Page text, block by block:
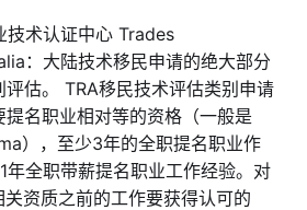
技术认证中心 Trades
：大陆技术移民申请的绝大部分
估。 TRA移民技术评估类别申请
名职业相对等的资格（一般是
），至少3年的全职提名职业作
年全职带薪提名职业工作经验。对
资质之前的工作要获得认可的